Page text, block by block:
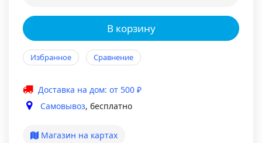
В корзину
Избранное Сравнение
Доставка на дом: от 500 ₽
Самовывоз, бесплатно
Магазин на картах